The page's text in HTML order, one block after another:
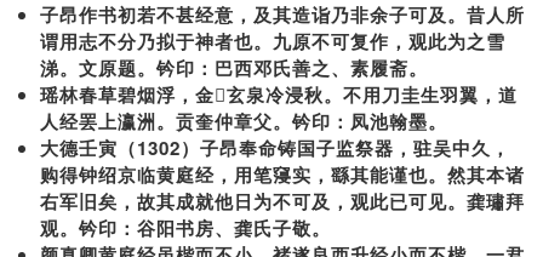
子昂作书初若不甚经意，及其造诣乃非余子可及。昔人所
谓用志不分乃拟于神者也。九原不可复作，观此为之雪
涕。文原题。钤印：巴西邓氏善之、素履斋。
瑶林春草碧烟浮，金玄泉冷浸秋。不用刀圭生羽翼，道
人经罢上瀛洲。贡奎仲章父。钤印：凤池翰墨。
大德壬寅（1302）子昂奉命铸国子监祭器，驻吴中久，
购得钟绍京临黄庭经，用笔䆮实，繇其能谨也。然其本诸
右军旧矣，故其成就他日为不可及，观此已可见。龚璛拜
观。钤印：谷阳书房、龚氏子敬。